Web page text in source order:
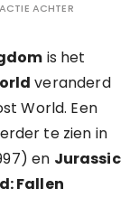
ACHTER
is het
veranderd
World. Een
te zien in
en Jurassic
Fallen